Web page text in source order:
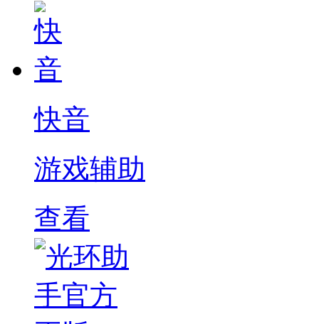
快音
游戏辅助
查看